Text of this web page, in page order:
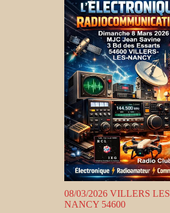
08/03/2026 VILLERS LES
NANCY 54600